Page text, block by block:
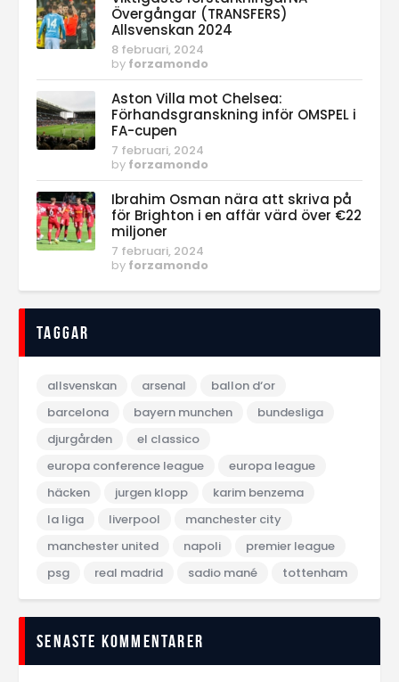
Övergångar (TRANSFERS)
Allsvenskan 2024
8 februari, 2024
by forzamondo
Aston Villa mot Chelsea:
Förhandsgranskning inför OMSPEL i
FA-cupen
7 februari, 2024
by forzamondo
Ibrahim Osman nära att skriva på
för Brighton i en affär värd över €22
miljoner
7 februari, 2024
by forzamondo
Taggar
allsvenskan arsenal
ballon d‘or
barcelona
bayern munchen
bundesliga
djurgården
el classico
europa conference league
europa league
häcken
jurgen klopp
karim benzema
la liga
liverpool
manchester city
manchester united
napoli
premier league
psg
real madrid sadio mané tottenham
Senaste kommentarer